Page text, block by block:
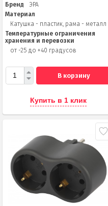
Бренд
ЭРА
Материал
Катушка - пластик, рама - металл
Температурные ограничения
хранения и перевозки
от -25 до +40 градусов
В корзину
Купить в 1 клик